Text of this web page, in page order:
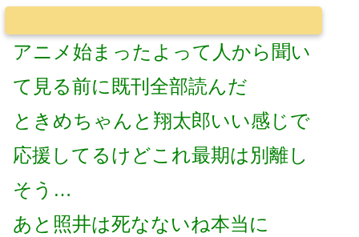
アニメ始まったよって人から聞い
て見る前に既刊全部読んだ
ときめちゃんと翔太郎いい感じで
応援してるけどこれ最期は別離し
そう…
あと照井は死なないね本当に